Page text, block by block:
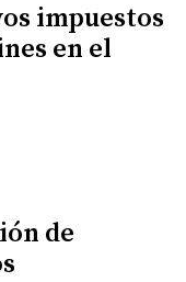
impuestos
en el
de